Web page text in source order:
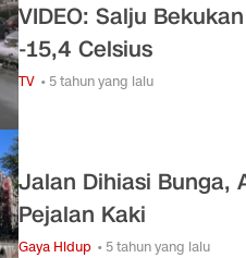
VIDEO: Salju
-15,4 Celsius
TV • 5 tahun yang lalu
Jalan Dihiasi Bunga,
Pejalan Kaki
Gaya Hidup • 5 tahun yang lalu